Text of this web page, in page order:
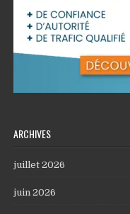
ARCHIVES
juillet 2026
juin 2026